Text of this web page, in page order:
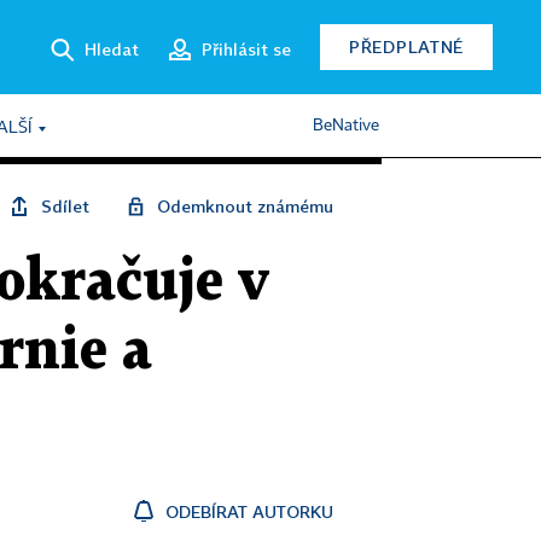
Hledat Přihlásit se PŘEDPLATNÉ
BeNative
Sdílet Odemknout známému
v
a
ODEBÍRAT AUTORKU